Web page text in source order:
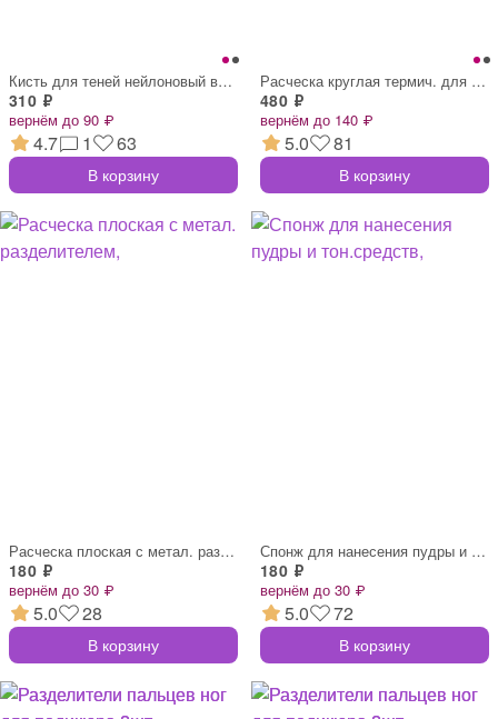
Кисть для теней нейлоновый ворс, черная
310 ₽
вернём до 90 ₽
4.7 1 63
В корзину
Расческа круглая термич. для укладки, ЧЕ
480 ₽
вернём до 140 ₽
5.0 81
В корзину
Расческа плоская с метал. разделителем,
180 ₽
вернём до 30 ₽
5.0 28
В корзину
Спонж для нанесения пудры и тон.средств,
180 ₽
вернём до 30 ₽
5.0 72
В корзину